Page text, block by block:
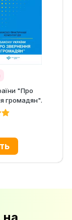
"Про
громадян".